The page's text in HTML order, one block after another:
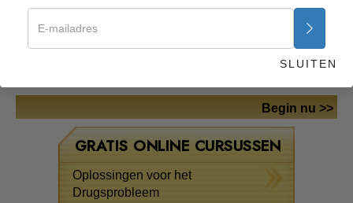
zijn zonder deze belemmering. Miljoenen mensen die
alleen maar van droomden – en helpen anderen op
Begin nu >>
GRATIS ONLINE CURSUSSEN
Oplossingen voor het
Drugsprobleem
SLUITEN